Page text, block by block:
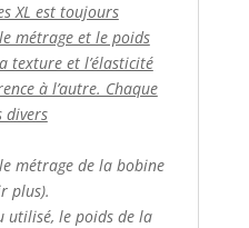
XL est toujours
métrage et le poids
texture et l’élasticité
à l’autre. Chaque
divers
métrage de la bobine
plus).
utilisé, le poids de la